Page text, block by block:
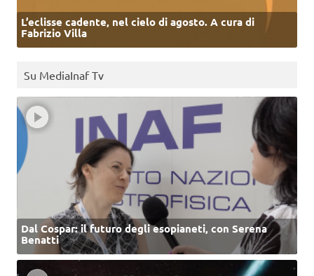
L’eclisse cadente, nel cielo di agosto. A cura di
Fabrizio Villa
Su MediaInaf Tv
Dal Cospar: il futuro degli esopianeti, con Serena
Benatti